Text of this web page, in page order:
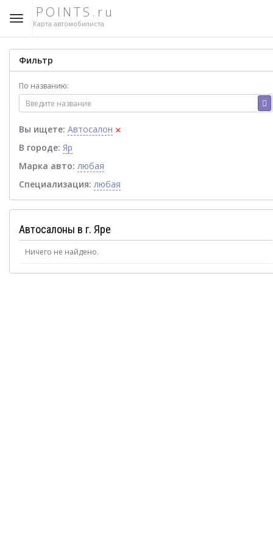
POINTS.ru
Карта автомобилиста
Фильтр
По названию:
Вы ищете: Автосалон ×
В городе: Яр
Марка авто: любая
Специализация: любая
Автосалоны в г. Яре
Ничего не найдено.